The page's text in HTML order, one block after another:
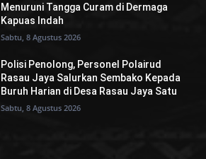
Menuruni Tangga Curam di Dermaga
Kapuas Indah
Sabtu, 8 Agustus 2026
Polisi Penolong, Personel Polairud
Rasau Jaya Salurkan Sembako Kepada
Buruh Harian di Desa Rasau Jaya Satu
Sabtu, 8 Agustus 2026